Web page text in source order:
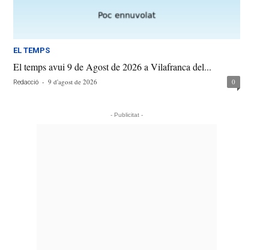
EL TEMPS
El temps avui 9 de Agost de 2026 a Vilafranca del...
Redacció - 9 d'agost de 2026 0
- Publicitat -